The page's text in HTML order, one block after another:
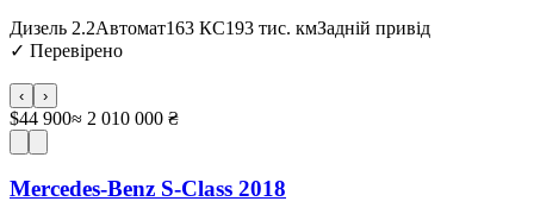
Дизель 2.2Автомат163 КС193 тис. кмЗадній привід
✓ Перевірено
‹ ›
$44 900≈ 2 010 000 ₴
Mercedes-Benz S-Class 2018